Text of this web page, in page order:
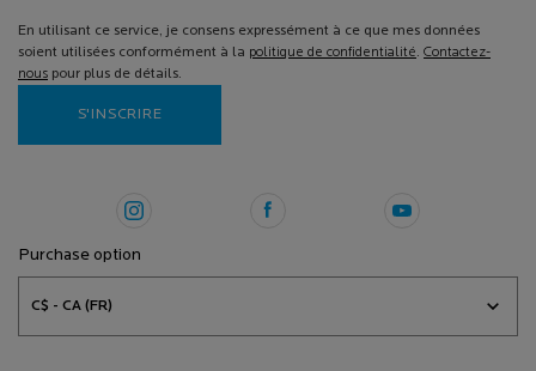
En utilisant ce service, je consens expressément à ce que mes données
soient utilisées conformément à la politique de confidentialité. Contactez-
nous pour plus de détails.
S'INSCRIRE
Purchase option
C$ - CA (FR)